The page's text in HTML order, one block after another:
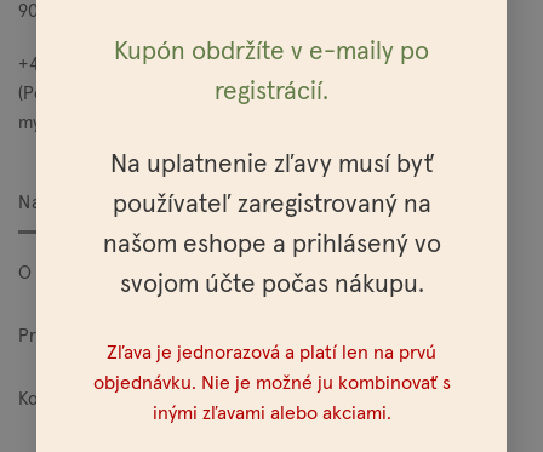
Kupón obdržíte v e-maily po
registrácií.
Na uplatnenie zľavy musí byť
používateľ zaregistrovaný na
našom eshope a prihlásený vo
svojom účte počas nákupu.
Zľava je jednorazová a platí len na prvú
objednávku. Nie je možné ju kombinovať s
inými zľavami alebo akciami.
900 27 Bernolákovo
+421 949 685 565
(Po – Pia: 10:00 – 15:00)
mylo@mylo.sk
Nakupovanie
O Mylo
Pre veľkoodberateľov
Kontakt